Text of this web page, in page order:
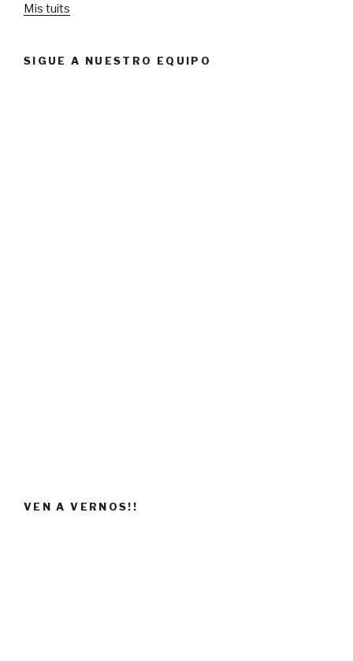
Mis tuits
SIGUE A NUESTRO EQUIPO
VEN A VERNOS!!